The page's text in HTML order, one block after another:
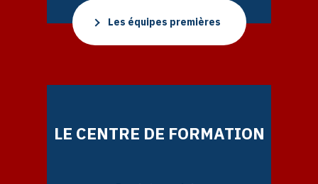
Les équipes premières
LE CENTRE DE FORMATION